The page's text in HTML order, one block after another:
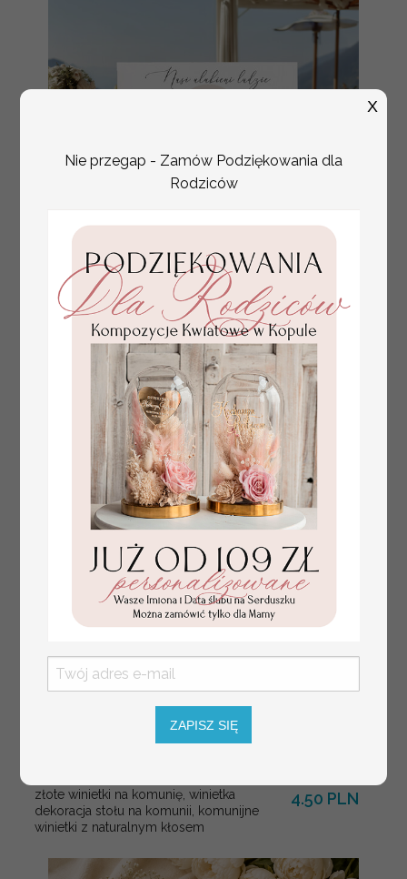
plan stołów
weselnych
usadzenie gości na
weselu, tablica
informacyjna dla
gości weselnych,
plan stołów na
weselu ze zdjęciem
Pary Młodej, plan
usadzenia gości
weselnych
Promocja:
100 PLN/125.00 PLN
złote winietki na komunię, winietka
dekoracja stołu na komunii, komunijne
winietki z naturalnym kłosem
4.50 PLN
Nie przegap - Zamów Podziękowania dla
Rodziców
ZAPISZ SIĘ
X